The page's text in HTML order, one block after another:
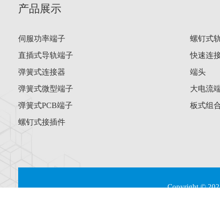
产品展示
伺服功率端子
直插式导轨端子
弹簧式连接器
弹簧式微型端子
弹簧式PCB端子
螺钉式接插件
螺钉式
快速连
端头
大电流
板式组
Copyright ©